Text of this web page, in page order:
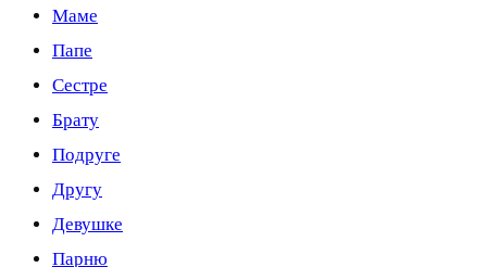
Маме
Папе
Сестре
Брату
Подруге
Другу
Девушке
Парню